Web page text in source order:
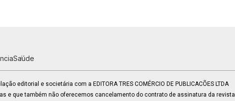
Saúde
editorial e societária com a EDITORA TRES COMÉRCIO DE PUBLICACÕES LTDA
e que também não oferecemos cancelamento do contrato de assinatura da revista